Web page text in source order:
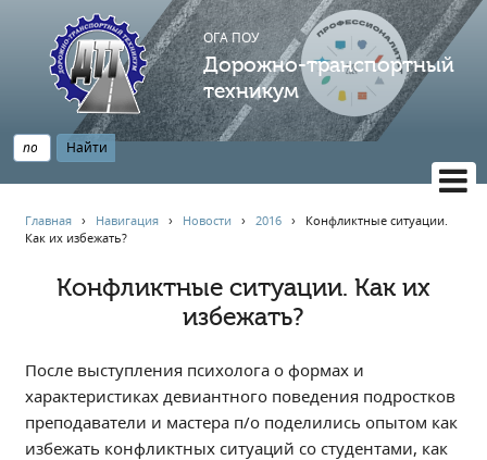
ОГА ПОУ
Дорожно-транспортный
техникум
НАВИГАЦИЯ
Главная
Профессионалитет
Опрос по качеству образования
Новости
Наблюдательный совет
Главная › Навигация › Новости ›2016 › Конфликтные ситуации.
Как их избежать?
Конфликтные ситуации. Как их
избежать?
После выступления психолога о формах и
характеристиках девиантного поведения подростков
преподаватели и мастера п/о поделились опытом как
избежать конфликтных ситуаций со студентами, как